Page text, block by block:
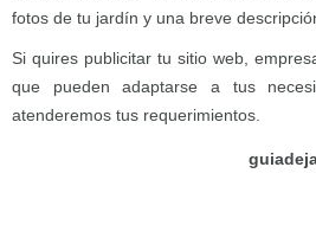
fotos de tu jardín y una breve
Si quires publicitar tu sitio web,
que pueden adaptarse a tus
atenderemos tus requerimientos.